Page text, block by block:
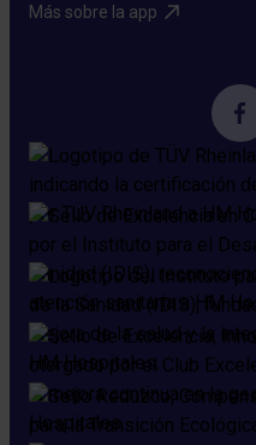
Más sobre la app​